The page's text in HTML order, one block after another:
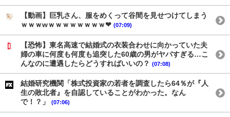
【動画】巨乳さん、服をめくって谷間を見せつけてしまう
ｗｗｗwｗｗｗｗｗｗｗｗ❤ (07:09)
【恐怖】東名高速で結婚式の衣装合わせに向かっていた夫
婦の車に何度も何度も追突した60歳の男がヤバすぎる…こ
んなのに遭遇したらどうすればいいの？ (07:08)
結婚研究機関「株式投資家の若者を調査したら64％が『人
生の敗北者』を自認していることがわかった。なん
で！？」
(07:06)